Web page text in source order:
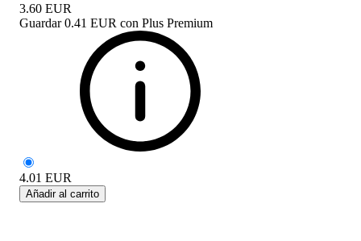
3.60 EUR
Guardar 0.41 EUR con Plus Premium
4.01 EUR
Añadir al carrito